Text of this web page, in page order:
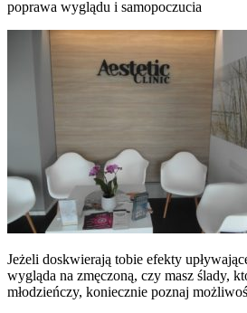
poprawa wyglądu i samopoczucia
Jeżeli doskwierają tobie efekty
wygląda na zmęczoną, czy masz ślady,
młodzieńczy, koniecznie poznaj